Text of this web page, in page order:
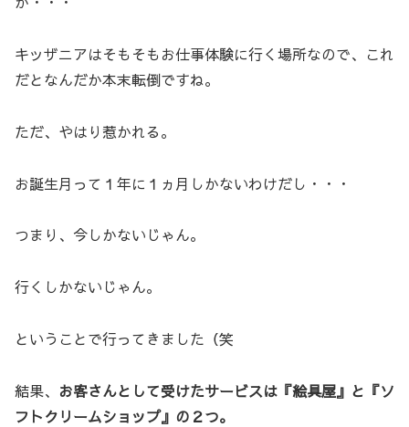
キッザニアはそもそもお仕事体験に行く場所なので、これ
だとなんだか本末転倒ですね。
ただ、やはり惹かれる。
お誕生月って１年に１ヵ月しかないわけだし・・・
つまり、今しかないじゃん。
行くしかないじゃん。
ということで行ってきました（笑
結果、 お客さんとして受けたサービスは『絵具屋』と『ソ
フトクリームショップ』の２つ。